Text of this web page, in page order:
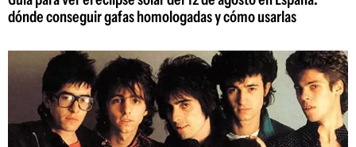
dónde conseguir gafas homologadas y cómo usarlas